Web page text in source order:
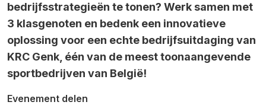
bedrijfsstrategieën te tonen? Werk samen met
3 klasgenoten en bedenk een innovatieve
oplossing voor een echte bedrijfsuitdaging van
KRC Genk, één van de meest toonaangevende
sportbedrijven van België!
Evenement delen